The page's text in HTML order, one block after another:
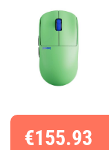
€155.93